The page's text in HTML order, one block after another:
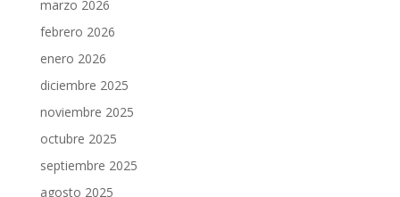
marzo 2026
febrero 2026
enero 2026
diciembre 2025
noviembre 2025
octubre 2025
septiembre 2025
agosto 2025